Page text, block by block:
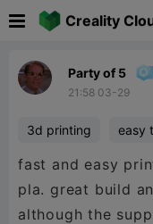
Creality
Party of 5
21:58 03-29
3d printing easy
fast and easy
pla. great build
although the